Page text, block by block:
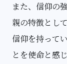
また、信仰の
親の特徴とし
信仰を持って
とを使命と感